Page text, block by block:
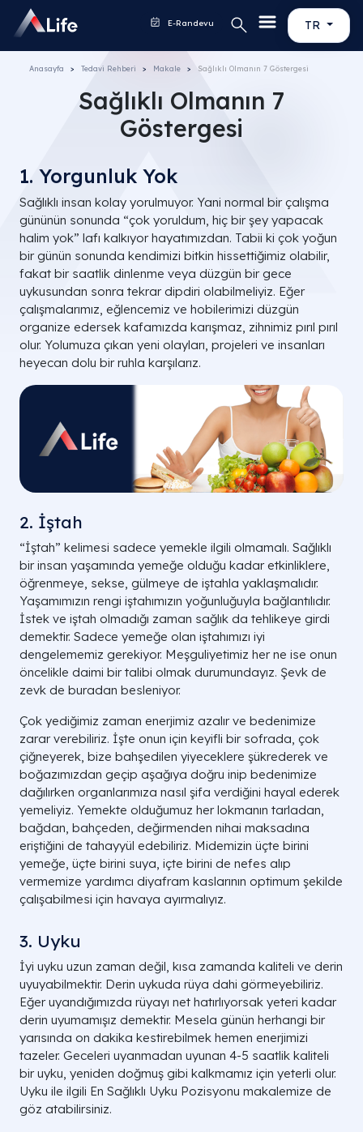
TR
E-Randevu
Anasayfa Tedavi Rehberi Makale Sağlıklı Olmanın 7 Göstergesi
Sağlıklı Olmanın 7
Göstergesi
1. Yorgunluk Yok
Sağlıklı insan kolay yorulmuyor. Yani normal bir çalışma
gününün sonunda “çok yoruldum, hiç bir şey yapacak
halim yok” lafı kalkıyor hayatımızdan. Tabii ki çok yoğun
bir günün sonunda kendimizi bitkin hissettiğimiz olabilir,
fakat bir saatlik dinlenme veya düzgün bir gece
uykusundan sonra tekrar dipdiri olabilmeliyiz. Eğer
çalışmalarımız, eğlencemiz ve hobilerimizi düzgün
organize edersek kafamızda karışmaz, zihnimiz pırıl pırıl
olur. Yolumuza çıkan yeni olayları, projeleri ve insanları
heyecan dolu bir ruhla karşılarız.
2. İştah
“İştah” kelimesi sadece yemekle ilgili olmamalı. Sağlıklı
bir insan yaşamında yemeğe olduğu kadar etkinliklere,
öğrenmeye, sekse, gülmeye de iştahla yaklaşmalıdır.
Yaşamımızın rengi iştahımızın yoğunluğuyla bağlantılıdır.
İstek ve iştah olmadığı zaman sağlık da tehlikeye girdi
demektir. Sadece yemeğe olan iştahımızı iyi
dengelememiz gerekiyor. Meşguliyetimiz her ne ise onun
öncelikle daimi bir talibi olmak durumundayız. Şevk de
zevk de buradan besleniyor.
Çok yediğimiz zaman enerjimiz azalır ve bedenimize
zarar verebiliriz. İşte onun için keyifli bir sofrada, çok
çiğneyerek, bize bahşedilen yiyeceklere şükrederek ve
boğazımızdan geçip aşağıya doğru inip bedenimize
dağılırken organlarımıza nasıl şifa verdiğini hayal ederek
yemeliyiz. Yemekte olduğumuz her lokmanın tarladan,
bağdan, bahçeden, değirmenden nihai maksadına
eriştiğini de tahayyül edebiliriz. Midemizin üçte birini
yemeğe, üçte birini suya, içte birini de nefes alıp
vermemize yardımcı diyafram kaslarının optimum şekilde
çalışabilmesi için havaya ayırmalıyız.
3. Uyku
İyi uyku uzun zaman değil, kısa zamanda kaliteli ve derin
uyuyabilmektir. Derin uykuda rüya dahi görmeyebiliriz.
Eğer uyandığımızda rüyayı net hatırlıyorsak yeteri kadar
derin uyumamışız demektir. Mesela günün herhangi bir
yarısında on dakika kestirebilmek hemen enerjimizi
tazeler. Geceleri uyanmadan uyunan 4-5 saatlik kaliteli
bir uyku, yeniden doğmuş gibi kalkmamız için yeterli olur.
Uyku ile ilgili En Sağlıklı Uyku Pozisyonu makalemize de
göz atabilirsiniz.